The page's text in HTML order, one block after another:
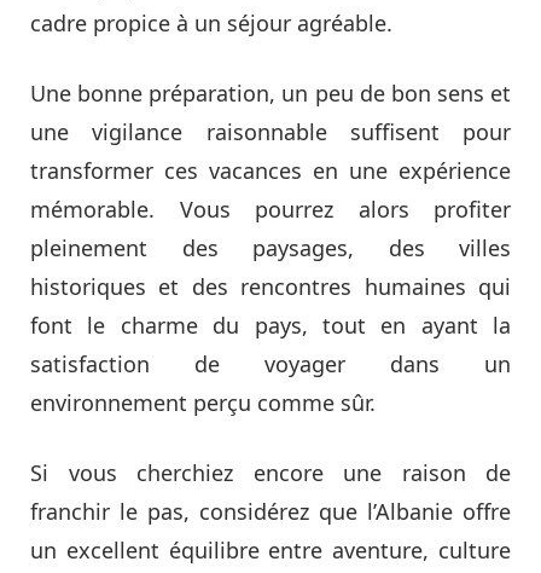
cadre propice à un séjour agréable.
Une bonne préparation, un peu de bon sens et
une vigilance raisonnable suffisent pour
transformer ces vacances en une expérience
mémorable. Vous pourrez alors profiter
pleinement des paysages, des villes
historiques et des rencontres humaines qui
font le charme du pays, tout en ayant la
satisfaction de voyager dans un
environnement perçu comme sûr.
Si vous cherchiez encore une raison de
franchir le pas, considérez que l’Albanie offre
un excellent équilibre entre aventure, culture